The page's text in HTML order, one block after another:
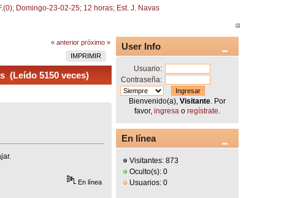
Domingo-23-02-25; 12 horas; Est. J. Navas
« anterior próximo »
IMPRIMIR
(Leído 5150 veces)
En línea
User Info
Usuario:
Contraseña:
Bienvenido(a),Visitante . Por
favor,ingresa oregístrate
En línea
Visitantes: 873
Oculto(s): 0
Usuarios: 0